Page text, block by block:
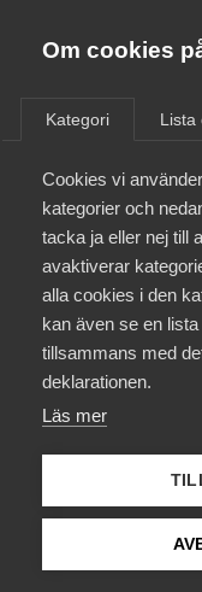
Om cookies
Kategori Lista
Cookies vi
kategorier och
tacka ja eller nej till
avaktiverar
alla cookies i den
kan även se en
tillsammans med
deklarationen.
Läs mer
Almega Utbildning
Medie­företagen
Säkerhets­företagen
Tåg­företagen
Om Almega
Aktuellt
Medlemskapet
Mina sidor
Kurser &
undantag
avtal om
rättsliga